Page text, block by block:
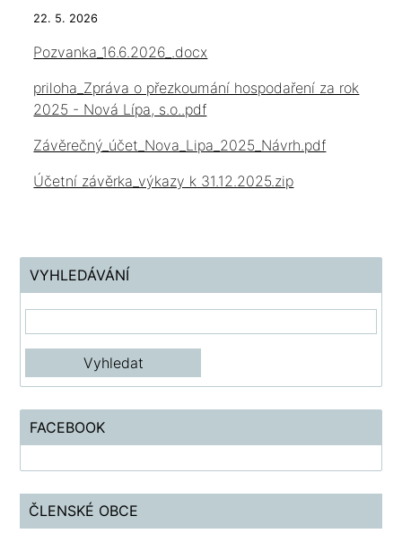
22. 5. 2026
Pozvanka_16.6.2026_.docx
priloha_Zpráva o přezkoumání hospodaření za rok
2025 - Nová Lípa, s.o..pdf
Závěrečný_účet_Nova_Lipa_2025_Návrh.pdf
Účetní závěrka_výkazy k 31.12.2025.zip
VYHLEDÁVÁNÍ
FACEBOOK
ČLENSKÉ OBCE